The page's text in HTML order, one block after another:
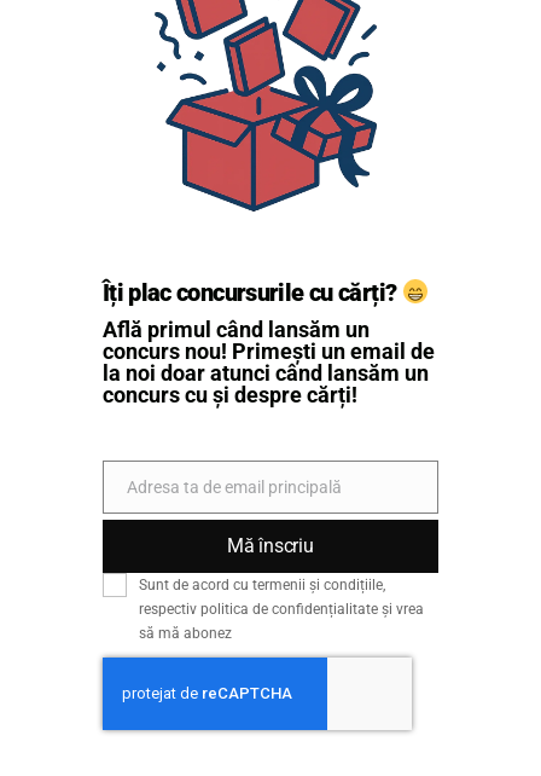
Îți plac concursurile cu cărți?
Află primul când lansăm un
concurs nou! Primești un email de
la noi doar atunci când lansăm un
concurs cu și despre cărți!
Email
Adresa ta de email principală
Mă înscriu
Sunt de acord cu termenii și condițiile,
respectiv politica de confidențialitate și vrea
să mă abonez